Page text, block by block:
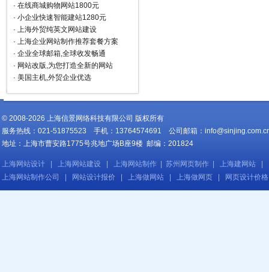
·在线商城购物网站1800元
·小企业快速智能建站1280元
·上海外贸纯英文网站建设
·上海企业网站制作推荐套餐方案
·企业全球邮箱,全球收发畅通
· 网站改版,为您打造全新的网站
·美国主机,外贸企业优选
© 2008-2026 上海信景网络科技有限公司 版权所有
服务热线：021-51875523 手机：13764574691 公司邮箱：
地址：上海市曹安路1775号兆地广场B座9楼 邮编：201824
上海网站设计 上海网站建设 上海网站制作 苏州网页制作 上海建网站
上海网站制作公司
网站设计报价 上海做网站 上海做网页 网页设计价格